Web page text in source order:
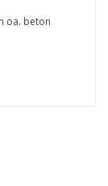
oa. beton